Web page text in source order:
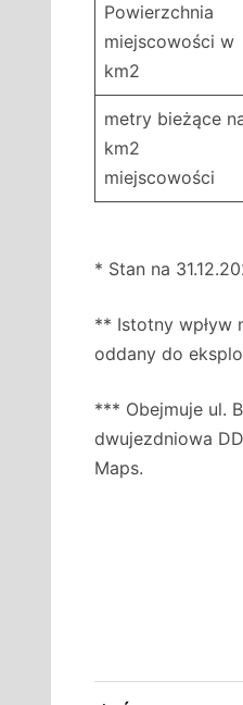
Powierzchnia
miejscowości w
km2
metry bieżące
km2
miejscowości
* Stan na
** Istotny wpływ
oddany do
*** Obejmuje ul.
dwujezdniowa
Maps.